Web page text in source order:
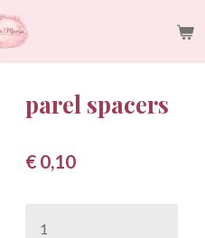
parel spacers
€ 0,10
1